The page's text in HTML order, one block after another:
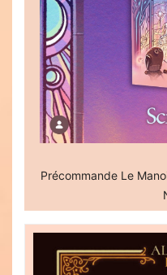
Précommande Le